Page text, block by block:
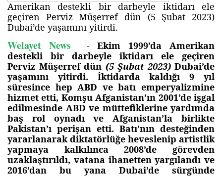
Amerikan destekli bir darbeyle iktidarı ele
geçiren Perviz Müşerref dün (5 Şubat 2023)
Dubai’de yaşamını yitirdi.
Welayet News-Ekim 1999’da Amerikan
destekli bir darbeyle iktidarı ele geçiren
Perviz Müşerref dün (5 Şubat 2023)Dubai’de
yaşamını yitirdi. İktidarda kaldığı 9 yıl
süresince hep ABD ve batı emperyalizmine
hizmet etti, Komşu Afganistan’ın 2001’de işgal
edilmesinde ABD ve müttefiklerine yardımda
baş rol oynadı ve Afganistan’la birlikte
Pakistan’ı perişan etti. Batı’nın desteğinden
yararlanarak diktatörlüğe heveslenip artistlik
yapmaya kalkılınca 2008’de görevden
uzaklaştırıldı, vatana ihanetten yargılandı ve
2016’dan bu yana Dubai’de sürgünde